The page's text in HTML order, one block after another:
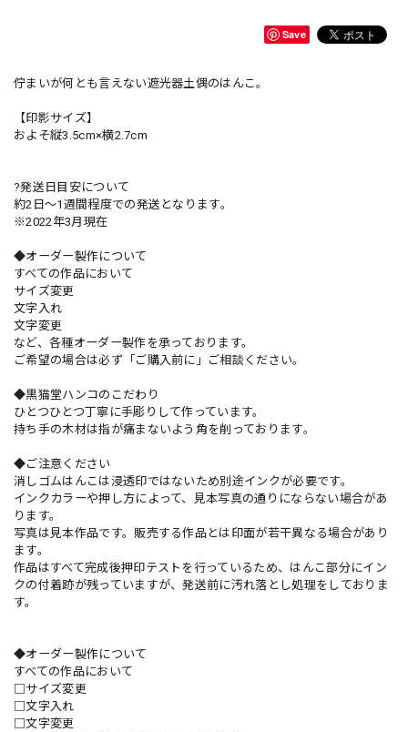
Save
佇まいが何とも言えない遮光器土偶のはんこ。
【印影サイズ】
およそ縦3.5cm×横2.7cm
?発送日目安について
約2日〜1週間程度での発送となります。
※2022年3月現在
◆オーダー製作について
すべての作品において
サイズ変更
文字入れ
文字変更
など、各種オーダー製作を承っております。
ご希望の場合は必ず「ご購入前に」ご相談ください。
◆黒猫堂ハンコのこだわり
ひとつひとつ丁寧に手彫りして作っています。
持ち手の木材は指が痛まないよう角を削っております。
◆ご注意ください
消しゴムはんこは浸透印ではないため別途インクが必要です。
インクカラーや押し方によって、見本写真の通りにならない場合があ
ります。
写真は見本作品です。販売する作品とは印面が若干異なる場合があり
ます。
作品はすべて完成後押印テストを行っているため、はんこ部分にイン
クの付着跡が残っていますが、発送前に汚れ落とし処理をしておりま
す。
◆オーダー製作について
すべての作品において
□サイズ変更
□文字入れ
□文字変更